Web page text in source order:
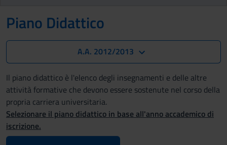
Piano Didattico
A.A. 2012/2013
Il piano didattico è l'elenco degli insegnamenti e delle altre
attività formative che devono essere sostenute nel corso della
propria carriera universitaria.
Selezionare il piano didattico in base all'anno accademico di
iscrizione.